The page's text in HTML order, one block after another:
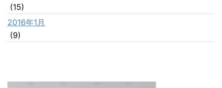
(15)
2016年1月
(9)